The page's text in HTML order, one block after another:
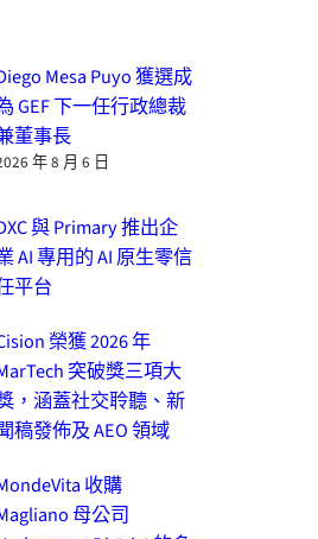
Mesa Puyo 獲選成
GEF 下一任行政總裁
董事長
年 8 月 6 日
與 Primary 推出企
AI 專用的 AI 原生零信
平台
榮獲 2026 年
突破獎三項大
，涵蓋社交聆聽、新
稿發佈及 AEO 領域
收購
母公司